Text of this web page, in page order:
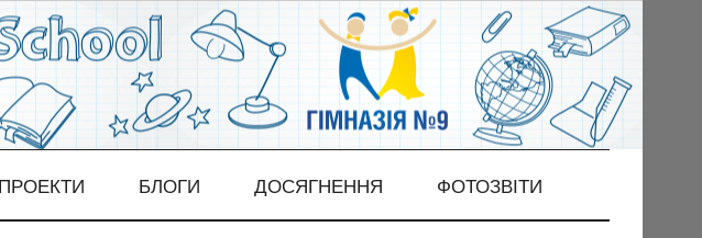
ПРОЕКТИ БЛОГИ ДОСЯГНЕННЯ ФОТОЗВІТИ